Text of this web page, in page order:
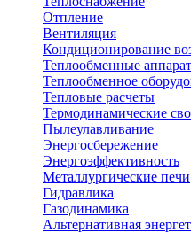
Отпление
Вентиляция
Кондиционирование
Теплообменные
Теплообменное
Тепловые расчеты
Термодинамические
Пылеулавливание
Энергосбережение
Энергоэффективность
Металлургические печи
Гидравлика
Газодинамика
Альтернативная